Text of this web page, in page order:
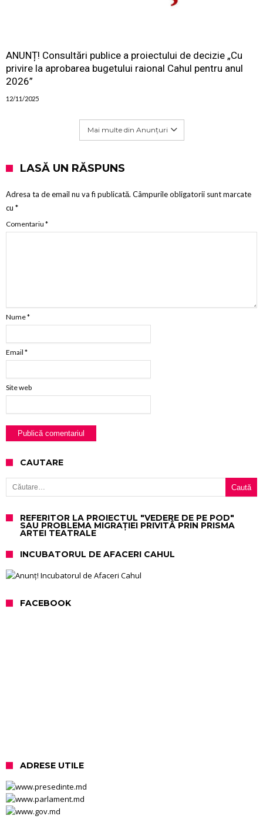
ANUNȚ! Consultări publice a proiectului de decizie „Cu
privire la aprobarea bugetului raional Cahul pentru anul
2026”
12/11/2025
Mai multe din Anunțuri
LASĂ UN RĂSPUNS
Adresa ta de email nu va fi publicată. Câmpurile obligatorii sunt marcate
cu *
Comentariu *
Nume*
Email *
Site web
CAUTARE
Caută după:
REFERITOR LA PROIECTUL "VEDERE DE PE POD"
SAU PROBLEMA MIGRAȚIEI PRIVITĂ PRIN PRISMA
ARTEI TEATRALE
INCUBATORUL DE AFACERI CAHUL
FACEBOOK
ADRESE UTILE